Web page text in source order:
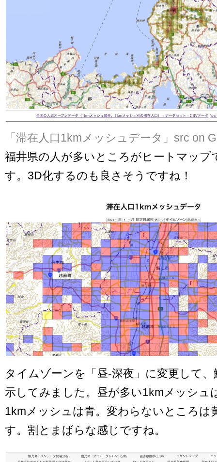
「滞在人口1kmメッシュデータ」 src on
福井県の人が多いところがヒートマップ
す。3D化するのも良さそうですね！
タイムゾーンを「昼-深夜」に変更して
示してみました。昼が多い1kmメッシュ
1kmメッシュは青。変わらないところは
す。割とまばらな感じですね。